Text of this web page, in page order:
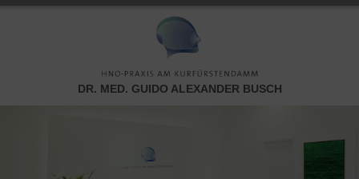
DR. MED. GUIDO ALEXANDER BUSCH